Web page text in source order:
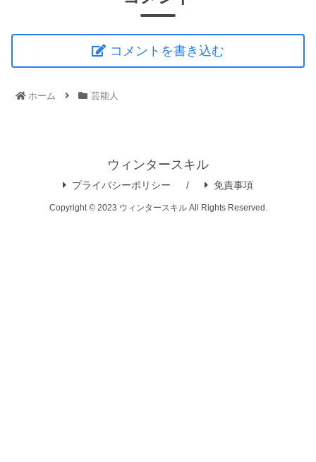
コメントを書き込む
ホーム 芸能人
ウィンタースキル
プライバシーポリシー 免責事項
Copyright © 2023 ウィンタースキル All Rights Reserved.